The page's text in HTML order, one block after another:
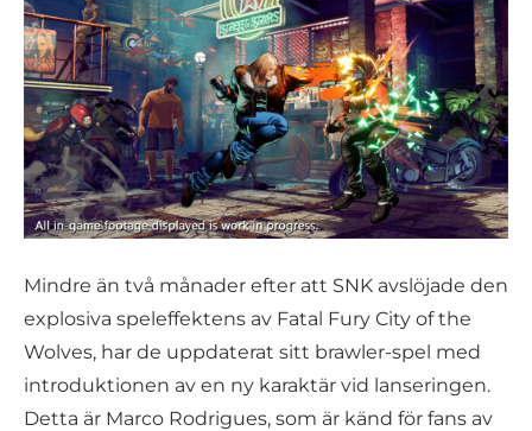
Mindre än två månader efter att SNK avslöjade den
explosiva speleffektens av Fatal Fury City of the
Wolves, har de uppdaterat sitt brawler-spel med
introduktionen av en ny karaktär vid lanseringen.
Detta är Marco Rodrigues, som är känd för fans av